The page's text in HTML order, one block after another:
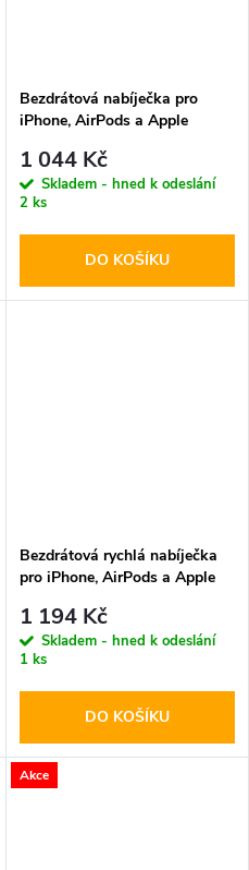
Bezdrátová nabíječka pro
iPhone, AirPods a Apple
A43 MagSafe Black
1 044 Kč
Skladem - hned k odeslání
2 ks
DO KOŠÍKU
Bezdrátová rychlá nabíječka
pro iPhone, AirPods a Apple
A45 MagSafe Wireless
Charger White
1 194 Kč
Skladem - hned k odeslání
1 ks
DO KOŠÍKU
Akce